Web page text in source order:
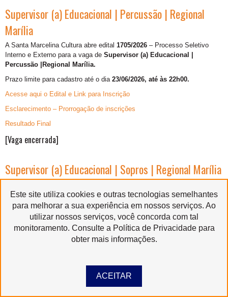
Supervisor (a) Educacional | Percussão | Regional
Marília
A Santa Marcelina Cultura abre edital 1705/2026 – Processo Seletivo
Interno e Externo para a vaga de Supervisor (a) Educacional |
Percussão |Regional Marília.
Prazo limite para cadastro até o dia 23/06/2026, até às 22h00.
Acesse aqui o Edital e Link para Inscrição
Esclarecimento – Prorrogação de inscrições
Resultado Final
[Vaga encerrada]
Supervisor (a) Educacional | Sopros | Regional Marília
Interno e Externo para a vaga deSupervisor (a) Educacional | Sopros
|Regional Marília.
Prazo limite para cadastro até o dia23/06/2026, até às 22h00.
Acesse aqui o Edital e Link para Inscrição
Este site utiliza cookies e outras tecnologias semelhantes
para melhorar a sua experiência em nossos serviços. Ao
utilizar nossos serviços, você concorda com tal
monitoramento. Consulte a Política de Privacidade para
obter mais informações.
ACEITAR